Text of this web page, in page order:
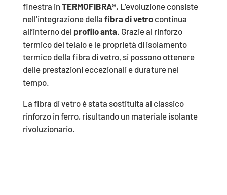
finestra in TERMOFIBRA®. L’evoluzione consiste
nell’integrazione della fibra di vetrocontinua
all’interno del profilo anta. Grazie al rinforzo
termico del telaio e le proprietà di isolamento
termico della fibra di vetro, si possono ottenere
delle prestazioni eccezionali e durature nel
tempo.
La fibra di vetro è stata sostituita al classico
rinforzo in ferro, risultando un materiale isolante
rivoluzionario.